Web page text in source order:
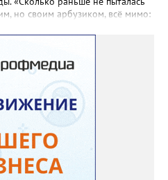
но своим арбузиком, всё мимо:
году посадила сорт так
– «Юлия», а также «Коккоро»
Вот уже первый на пару
плеть, подвешиваю своих
или авоськах,
Опытные
в соцсетях посоветовали нашей
не раньше, чем с его кожуры
По срокам опыления
- не менее 42 дней от завязи
выяснила у знающих
– её сеянцы не опылялись, и это